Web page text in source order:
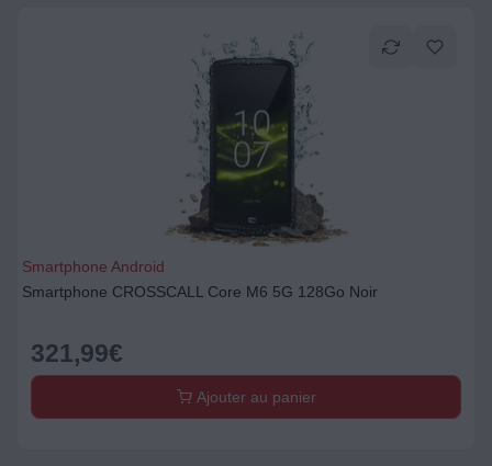
Smartphone Android
Smartphone CROSSCALL Core M6 5G 128Go Noir
321,99€
Ajouter au panier